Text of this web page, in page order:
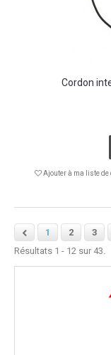
Cordon
Ajouter à ma liste de
1 2 3
Résultats 1 - 12 sur 43.